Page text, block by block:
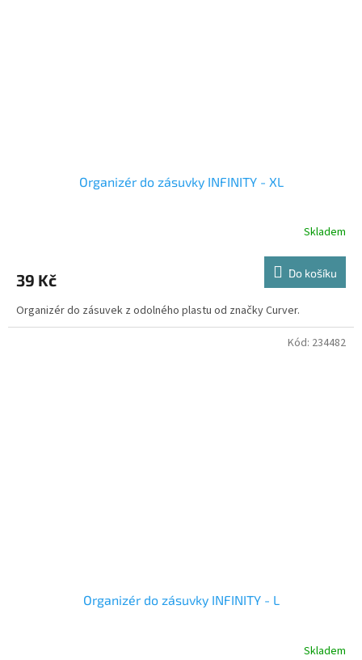
Organizér do zásuvky INFINITY - XL
Skladem
39 Kč Do košíku
Organizér do zásuvek z odolného plastu od značky Curver.
Organizér do zásuvky INFINITY - L
Skladem
Kód: 234482